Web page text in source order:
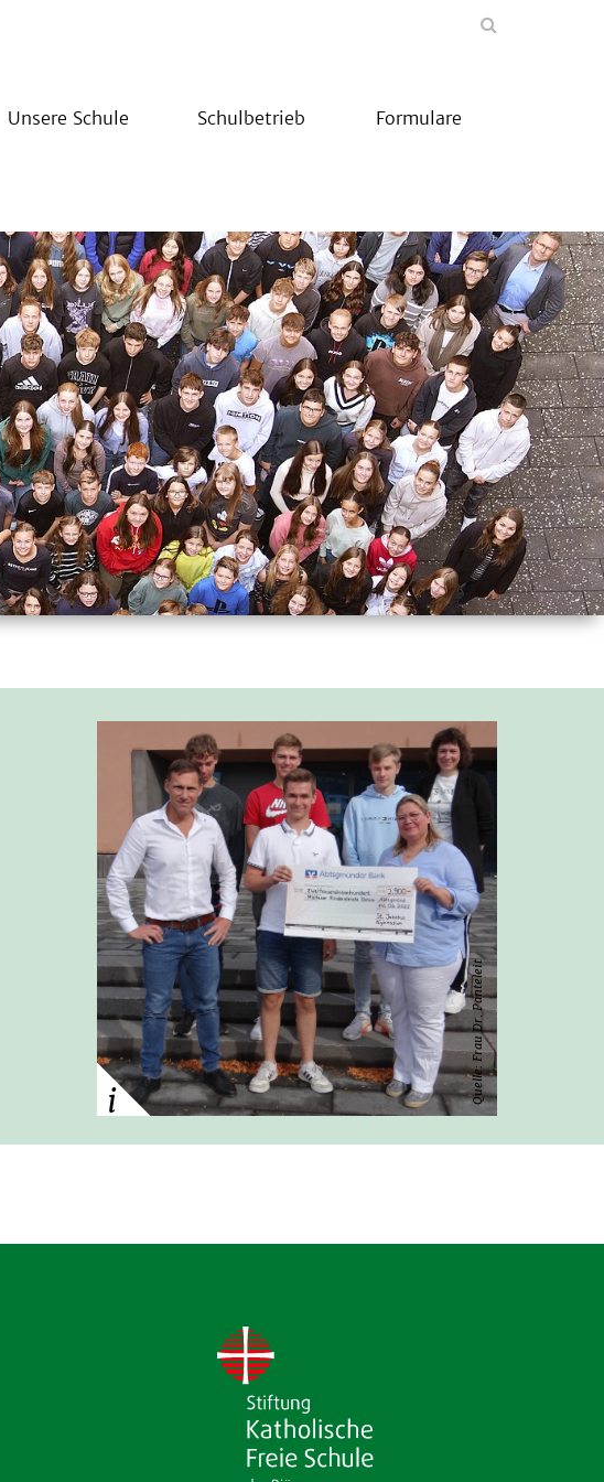
Unsere Schule Schulbetrieb Formulare
Quelle: Frau Dr. Panteleit